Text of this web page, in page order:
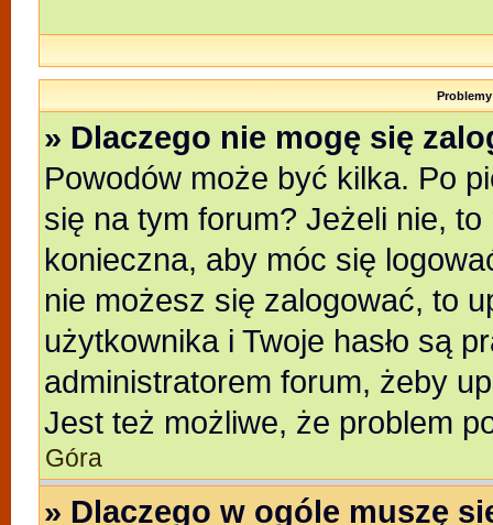
» Dlaczego nie mogę się
Powodów może być kilka. Po
się na tym forum? Jeżeli nie,
konieczna, aby móc się
nie możesz się zalogować, to
użytkownika i Twoje hasło są
administratorem forum, żeby
Jest też możliwe, że problem
Góra
» Dlaczego w ogóle muszę